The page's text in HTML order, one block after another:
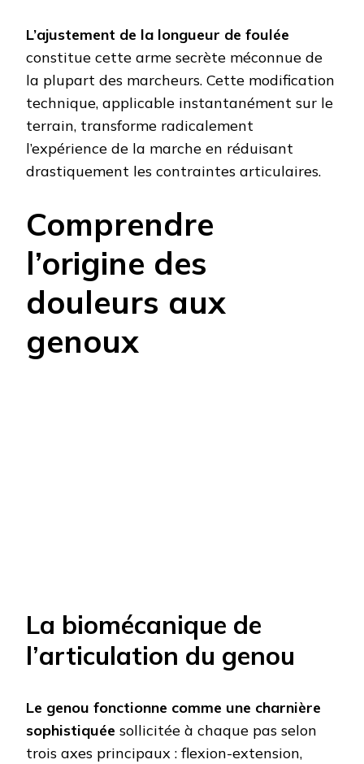
L’ajustement de la longueur de foulée
constitue cette arme secrète méconnue de
la plupart des marcheurs. Cette modification
technique, applicable instantanément sur le
terrain, transforme radicalement
l’expérience de la marche en réduisant
drastiquement les contraintes articulaires.
Comprendre
l’origine des
douleurs aux
genoux
La biomécanique de
l’articulation du genou
Le genou fonctionne comme une charnière
sophistiquée sollicitée à chaque pas selon
trois axes principaux : flexion-extension,